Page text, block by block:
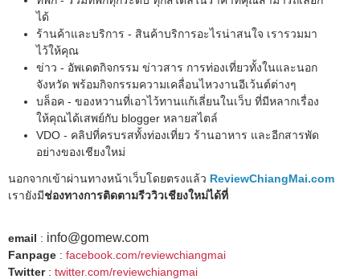
ได้
ร้านค้าและบริการ - สินค้าบริการอะไรน่าสนใจ เรารวมมา
ไว้ให้คุณ
ข่าว - อัพเดตกิจกรรม ข่าวสาร การท่องเที่ยวทั้งในและนอก
จังหวัด พร้อมกิจกรรมความเคลื่อนไหวงานอีเว้นต์ต่างๆ
บล็อค - ของหวานที่เอาไว้ทานแก้เลี่ยนในเว็บ ที่มีหลากเรื่อง
ให้คุณได้เสพย์กับ blogger หลายสไตล์
VDO - คลิปที่ครบรสทั้งท่องเที่ยว ร้านอาหาร และอีกสารพัด
อย่างของเชียงใหม่
นอกจากเข้าผ่านทางหน้าเว็บโดยตรงแล้ว ReviewChiangMai.com
เรายังมีช่องทางการติดตามรีววิวเชียงใหม่ได้ที่
email : info@gomew.com
Fanpage : facebook.com/reviewchiangmai
Twitter: twitter.com/reviewchiangmai